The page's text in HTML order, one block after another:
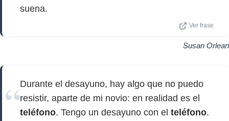
suena.
Ver frase
Susan Orlean
Durante el desayuno, hay algo que no puedo
resistir, aparte de mi novio: en realidad es el
teléfono. Tengo un desayuno con el teléfono.